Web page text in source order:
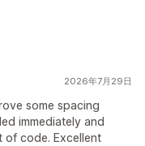
2026年7月29日
some spacing
immediately and
of code. Excellent